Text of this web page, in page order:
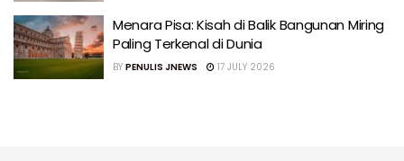
Menara Pisa: Kisah di Balik Bangunan Miring
Paling Terkenal di Dunia
BY PENULIS JNEWS 17 JULY 2026